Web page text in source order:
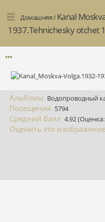
Домашняя/Kanal
1937.Tehnichesky otchet
Альбомы Водопроводный
Посещения 5794
Средний балл 4.92
Оценить это